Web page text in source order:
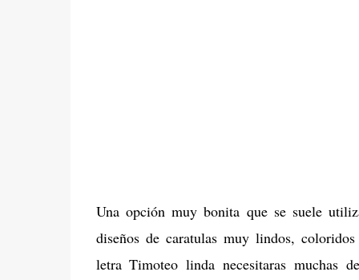
Una opción muy bonita que se suele
diseños de caratulas muy lindos,
letra Timoteo linda necesitaras muchas